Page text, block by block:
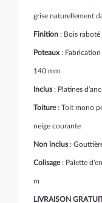
grise naturellement
Finition : Bois raboté
Poteaux: Fabrication
140 mm
Inclus: Platines
Toiture: Toit mono
neige courante
Non inclus:
Colisage: Palette
m
LIVRAISON